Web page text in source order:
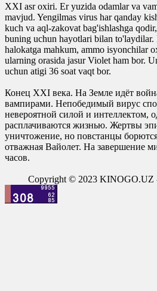
XXI asr oxiri. Er yuzida odamlar va
mavjud. Yengilmas virus har qanday
kuch va aql-zakovat bag'ishlashga
buning uchun hayotlari bilan
halokatga mahkum, ammo isyonchilar
ularning orasida jasur Violet ham bor.
uchun atigi 36 soat vaqt bor.
Конец XXI века. На Земле идёт
вампирами. Непобедимый вирус
невероятной силой и интеллектом,
расплачиваются жизнью. Жертвы
уничтожение, но повстанцы
отважная Вайолет. На завершение
часов.
Copyright © 2023 KINOGO.UZ